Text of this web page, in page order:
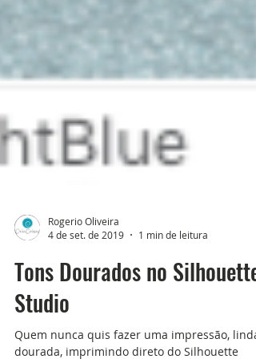
4 de set. de 2019
1 min de leitura
Tons Dourados no Silhouette
Studio